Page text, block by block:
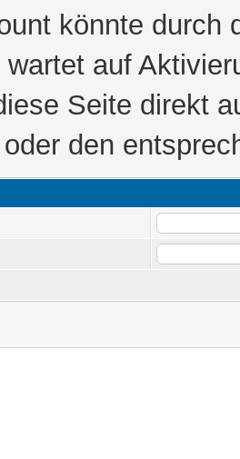
könnte durch
wartet auf
Seite direkt
den